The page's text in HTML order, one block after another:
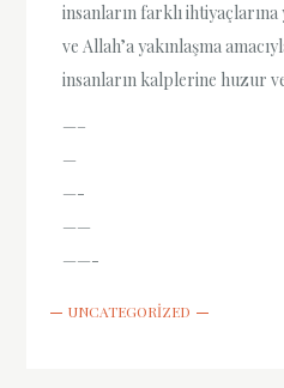
insanların farklı
ve Allah’a yakınlaşma
insanların kalplerine huzur
—–
—
—-
——
——-
UNCATEGORIZED